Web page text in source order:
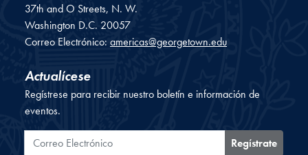
37th and O Streets, N. W.
Washington D.C. 20057
Correo Electrónico: americas@georgetown.edu
Actualícese
Regístrese para recibir nuestro boletín e información de
eventos.
Correo Electrónico
Regístrate